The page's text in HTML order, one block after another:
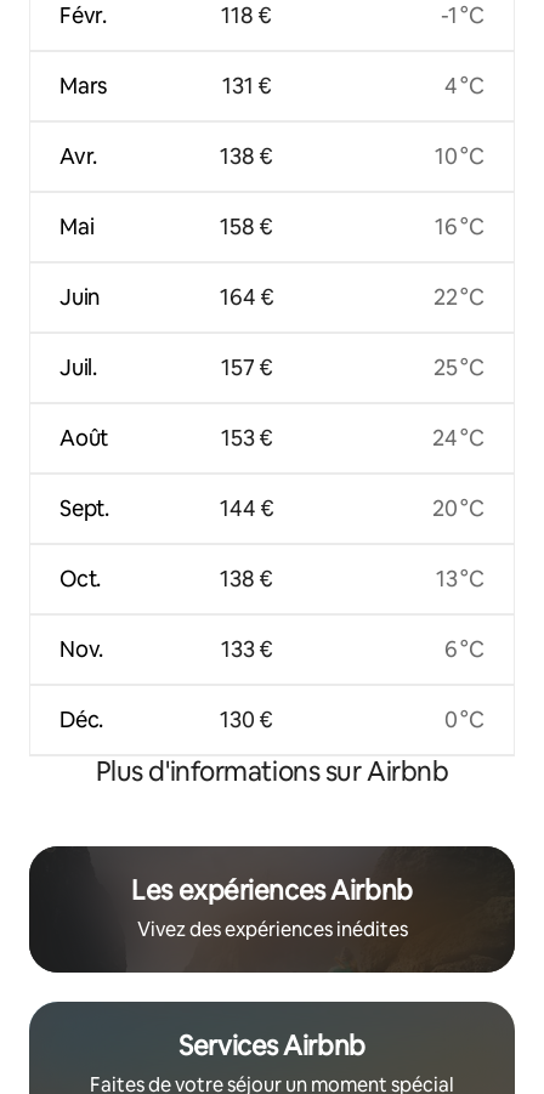
Févr.
Mars
Avr.
Mai
Juin
Juil.
Août
Sept.
Oct.
Nov.
Déc.
118 €
131 €
138 €
158 €
164 €
157 €
153 €
144 €
138 €
133 €
130 €
-1 °C
4 °C
10 °C
16 °C
22 °C
25 °C
24 °C
20 °C
13 °C
6 °C
0 °C
Plus d'informations sur Airbnb
Les expériences Airbnb
Vivez des expériences inédites
Services Airbnb
Faites de votre séjour un moment spécial